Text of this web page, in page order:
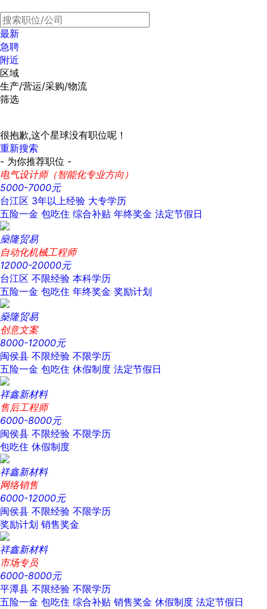
最新
急聘
附近
区域
生产/营运/采购/物流
筛选
很抱歉,这个星球没有职位呢！
重新搜索
- 为你推荐职位 -
电气设计师（智能化专业方向）
5000-7000元
台江区 3年以上经验 大专学历
五险一金 包吃住 综合补贴 年终奖金 法定节假日
燊隆贸易
自动化机械工程师
12000-20000元
台江区 不限经验 本科学历
五险一金 包吃住 年终奖金 奖励计划
燊隆贸易
创意文案
8000-12000元
闽侯县 不限经验 不限学历
五险一金 包吃住 休假制度 法定节假日
祥鑫新材料
售后工程师
6000-8000元
闽侯县 不限经验 不限学历
包吃住 休假制度
祥鑫新材料
网络销售
6000-12000元
闽侯县 不限经验 不限学历
奖励计划 销售奖金
祥鑫新材料
市场专员
6000-8000元
平潭县 不限经验 不限学历
五险一金 包吃住 综合补贴 销售奖金 休假制度 法定节假日